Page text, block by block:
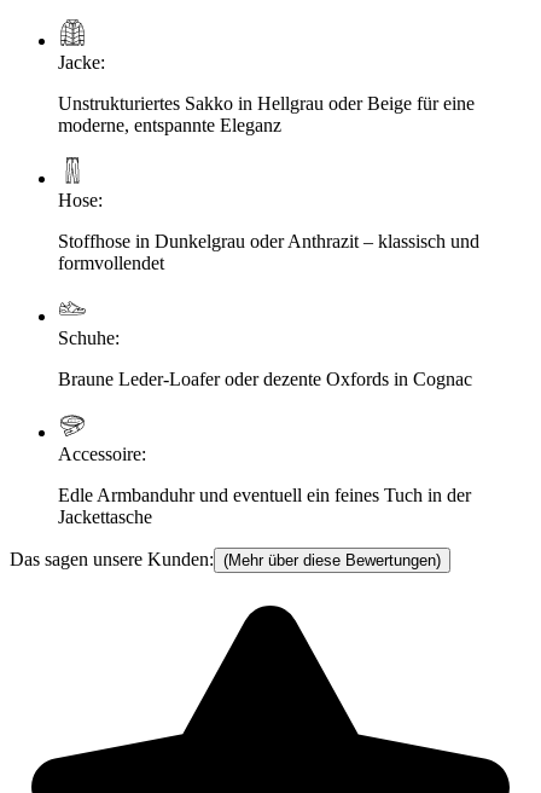
Jacke:
Unstrukturiertes Sakko in Hellgrau oder Beige für eine
moderne, entspannte Eleganz
Hose:
Stoffhose in Dunkelgrau oder Anthrazit – klassisch und
formvollendet
Schuhe:
Braune Leder-Loafer oder dezente Oxfords in Cognac
Accessoire:
Edle Armbanduhr und eventuell ein feines Tuch in der
Jackettasche
Das sagen unsere Kunden: (Mehr über diese Bewertungen)